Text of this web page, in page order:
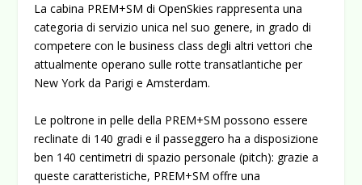
La cabina PREM+SM di OpenSkies rappresenta una
categoria di servizio unica nel suo genere, in grado di
competere con le business class degli altri vettori che
attualmente operano sulle rotte transatlantiche per
New York da Parigi e Amsterdam.
Le poltrone in pelle della PREM+SM possono essere
reclinate di 140 gradi e il passeggero ha a disposizione
ben 140 centimetri di spazio personale (pitch): grazie a
queste caratteristiche, PREM+SM offre una